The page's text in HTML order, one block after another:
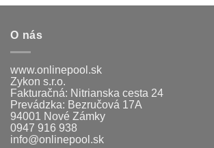
bola:
je:
O nás
www.onlinepool.sk
Zykon s.r.o.
Fakturačná: Nitrianska cesta 24
Prevádzka: Bezručová 17A
94001 Nové Zámky
0947 916 938
info@onlinepool.sk